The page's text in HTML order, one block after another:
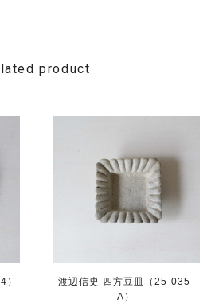
product
渡辺信史 四方豆皿（25-035-
A）